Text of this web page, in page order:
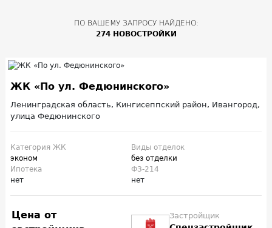
ПО ВАШЕМУ ЗАПРОСУ НАЙДЕНО:
274 НОВОСТРОЙКИ
ЖК «По ул. Федюнинского»
Ленинградская область, Кингисеппский район, Ивангород,
улица Федюнинского
Категория ЖК
эконом
Виды отделок
без отделки
Ипотека
нет
ФЗ-214
нет
Цена от
Застройщик